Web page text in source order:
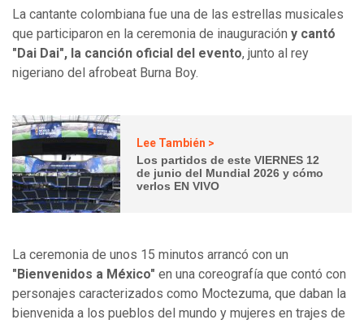
La cantante colombiana fue una de las estrellas musicales
que participaron en la ceremonia de inauguración y cantó
"Dai Dai", la canción oficial del evento, junto al rey
nigeriano del afrobeat Burna Boy.
Lee También >
Los partidos de este VIERNES 12
de junio del Mundial 2026 y cómo
verlos EN VIVO
La ceremonia de unos 15 minutos arrancó con un
"Bienvenidos a México" en una coreografía que contó con
personajes caracterizados como Moctezuma, que daban la
bienvenida a los pueblos del mundo y mujeres en trajes de